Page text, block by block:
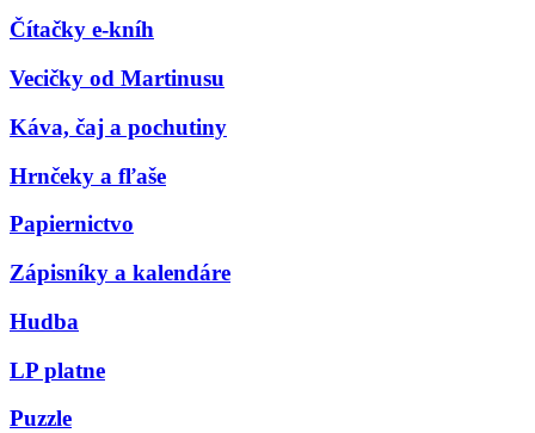
Čítačky e-kníh
Vecičky od Martinusu
Káva, čaj a pochutiny
Hrnčeky a fľaše
Papiernictvo
Zápisníky a kalendáre
Hudba
LP platne
Puzzle